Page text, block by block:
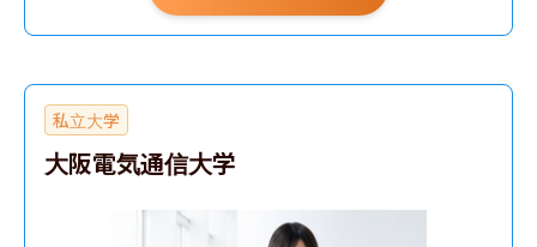
私立大学
大阪電気通信大学